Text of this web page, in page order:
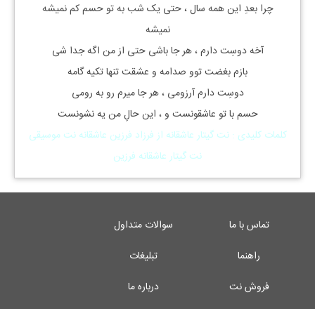
چرا بعدِ این همه سال ، حتی یک شب به تو حسم کم نمیشه
نمیشه
آخه دوسِت دارم ، هر جا باشی حتی از من اگه جدا شی
بازم بغضت توو صدامه و عشقت تنها تکیه گامه
دوسِت دارم آرزومی ، هر جا میرم رو به رومی
حسم با تو عاشقونست و ، این حالِ من یه نشونست
کلمات کلیدی : نت گیتار عاشقانه از فرزاد فرزین عاشقانه نت موسیقی
نت گیتار عاشقانه فرزین
تماس با ما
سوالات متداول
راهنما
تبلیغات
فروش نت
درباره ما